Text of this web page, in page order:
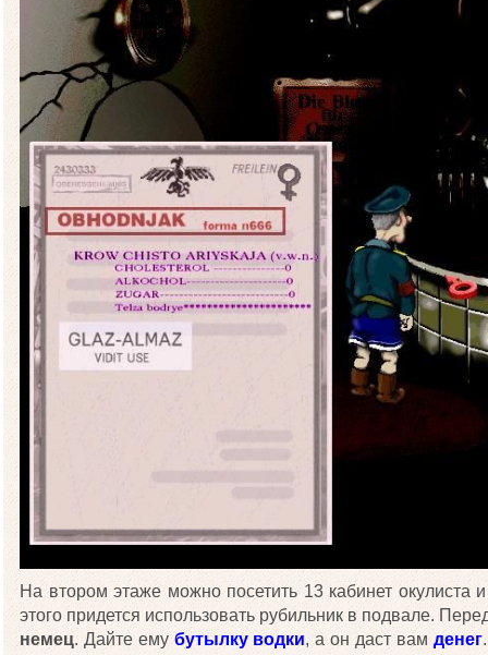
На втором этаже можно посетить 13 кабинет окулиста
этого придется использовать рубильник в подвале.
немец. Дайте ему бутылку водки, а он даст вам денег